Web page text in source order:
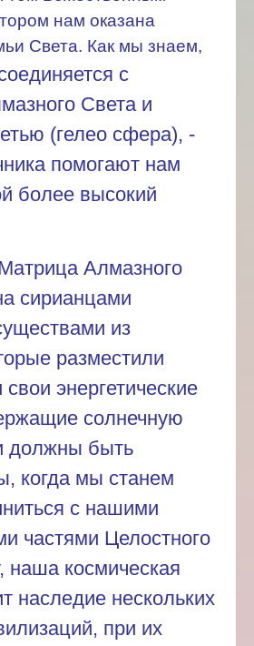
нам оказана
Света. Как мы знаем,
с
Света и
(гелео сфера), -
помогают нам
более высокий
Алмазного
сирианцами
из
разместили
энергетические
солнечную
должны быть
когда мы станем
с нашими
частями Целостного
наша космическая
наследие нескольких
при их